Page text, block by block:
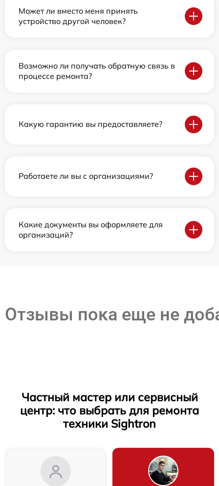
Может ли вместо меня принять
устройство другой человек?
Возможно ли получать обратную связь в
процессе ремонта?
Какую гарантию вы предоставляете?
Работаете ли вы с организациями?
Какие документы вы оформляете для
организаций?
Отзывы пока еще не
Частный мастер или сервисный
центр: что выбрать для ремонта
техники Sightron